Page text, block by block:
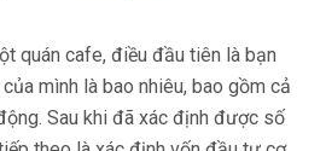
quán cafe, điều đầu tiên là bạn
mình là bao nhiêu, bao gồm cả
Sau khi đã xác định được số